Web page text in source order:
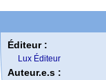
Éditeur :
Lux Éditeur
Auteur.e.s :